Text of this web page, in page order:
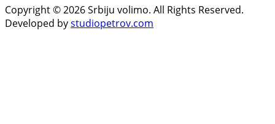
Copyright © 2026 Srbiju volimo. All Rights Reserved.
Developed bystudiopetrov.com